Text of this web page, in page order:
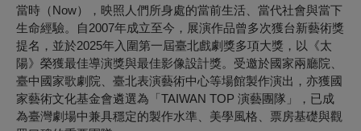
當時（Now），映照人們所身處的當前生活、當代社會與當下
生命經驗。自2007年成立至今，展演作品曾多次獲台新藝術獎
提名，並於2025年入圍第一屆臺北戲劇獎多項大獎，以《太
陽》榮獲最佳導演獎與最佳影像設計獎。受邀於國家兩廳院、
臺中國家歌劇院、臺北表演藝術中心等場館製作演出，亦獲國
家藝術文化基金會遴選為「TAIWAN TOP 演藝團隊」，已成
為臺灣劇場中兼具穩定的製作水準、美學風格、票房基礎與觀